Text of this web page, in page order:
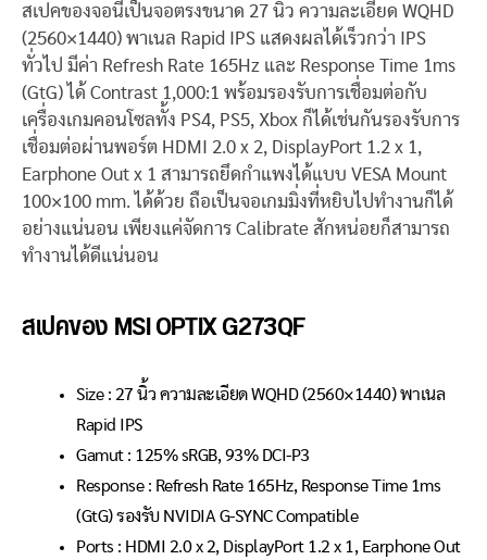
สเปคของจอนี้เป็นจอตรงขนาด 27 นิ้ว ความละเอียด WQHD
(2560×1440) พาเนล Rapid IPS แสดงผลได้เร็วกว่า IPS
ทั่วไป มีค่า Refresh Rate 165Hz และ Response Time 1ms
(GtG) ได้ Contrast 1,000:1 พร้อมรองรับการเชื่อมต่อกับ
เครื่องเกมคอนโซลทั้ง PS4, PS5, Xbox ก็ได้เช่นกันรองรับการ
เชื่อมต่อผ่านพอร์ต HDMI 2.0 x 2, DisplayPort 1.2 x 1,
Earphone Out x 1 สามารถยึดกำแพงได้แบบ VESA Mount
100×100 mm. ได้ด้วย ถือเป็นจอเกมมิ่งที่หยิบไปทำงานก็ได้
อย่างแน่นอน เพียงแค่จัดการ Calibrate สักหน่อยก็สามารถ
ทำงานได้ดีแน่นอน
สเปคของ MSI OPTIX G273QF
Size : 27 นิ้ว ความละเอียด WQHD (2560×1440) พาเนล
Rapid IPS
Gamut : 125% sRGB, 93% DCI-P3
Response : Refresh Rate 165Hz, Response Time 1ms
(GtG) รองรับ NVIDIA G-SYNC Compatible
Ports : HDMI 2.0 x 2, DisplayPort 1.2 x 1, Earphone Out